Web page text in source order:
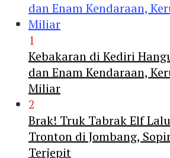
1
Kebakaran di Kediri
dan Enam Kendaraan,
Miliar
2
Brak! Truk Tabrak Elf
Tronton di Jombang,
Terjepit